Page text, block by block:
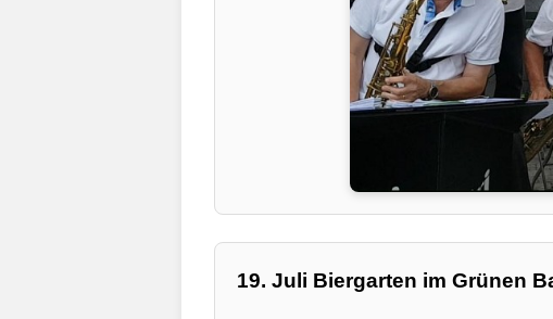
19. Juli Biergarten im Grünen